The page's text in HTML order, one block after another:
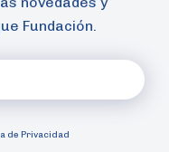
Fundación.
de Privacidad